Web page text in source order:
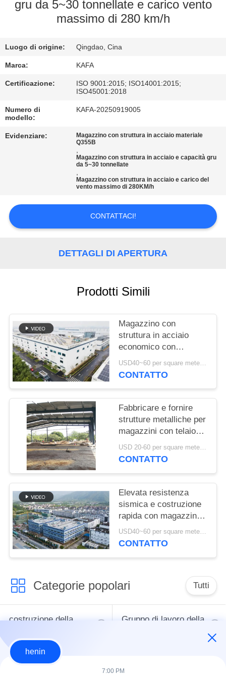
FABBRICA
CONTROLLO
QUALITÀ
CONTATTACI
CASI
gru da 5~30 tonnellate e carico vento
massimo di 280 km/h
Luogo di origine: Qingdao, Cina
Marca: KAFA
Certificazione:
ISO 9001:2015; ISO14001:2015;
ISO45001:2018
Numero di
modello:
KAFA-20250919005
Evidenziare:
Magazzino con struttura in acciaio materiale
Q355B
,
Magazzino con struttura in acciaio e capacità gru
da 5~30 tonnellate
,
Magazzino con struttura in acciaio e carico del
vento massimo di 280KM/h
CONTATTACI!
DETTAGLI DI APERTURA
Prodotti Simili
Magazzino con
struttura in acciaio
economico con
fabbricazione precisa e
soluzione di consegna
USD40~60 per square meter MOQ:1000 sqm
CONTATTO
Fabbricare e fornire
strutture metalliche per
magazzini con telaio
portale personalizzato
in Benin
USD 20-60 per square meter MOQ:1000 Mq
CONTATTO
Elevata resistenza
sismica e costruzione
rapida con magazzino
a struttura in acciaio
durevole per le tue
USD40~60 per square meter MOQ:1000 metri quadrati
CONTATTO
Categorie popolari Tutti
costruzione della
Gruppo di lavoro della
costruzioni edili
henin
7:00 PM